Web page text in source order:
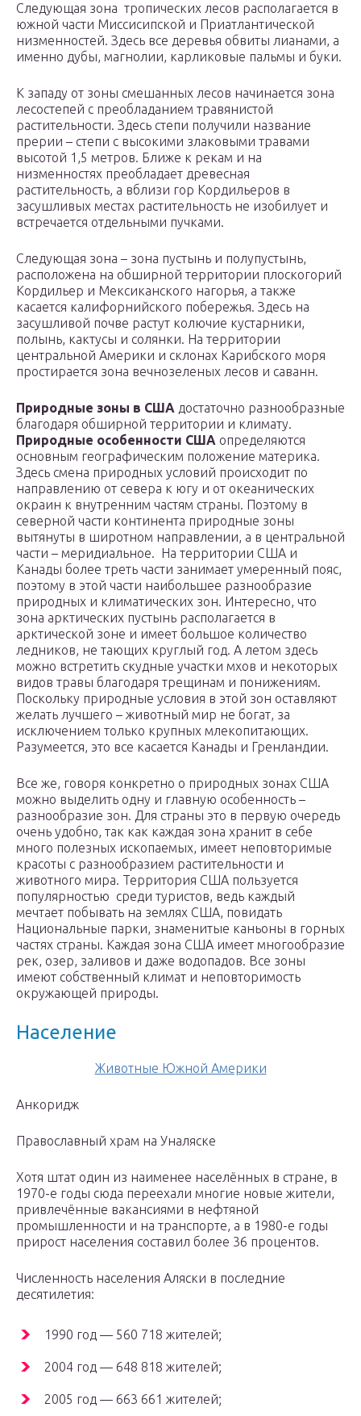
Следующая зона тропических лесов располагается в
южной части Миссисипской и Приатлантической
низменностей. Здесь все деревья обвиты лианами, а
именно дубы, магнолии, карликовые пальмы и буки.
К западу от зоны смешанных лесов начинается зона
лесостепей с преобладанием травянистой
растительности. Здесь степи получили название
прерии – степи с высокими злаковыми травами
высотой 1,5 метров. Ближе к рекам и на
низменностях преобладает древесная
растительность, а вблизи гор Кордильеров в
засушливых местах растительность не изобилует и
встречается отдельными пучками.
Следующая зона – зона пустынь и полупустынь,
расположена на обширной территории плоскогорий
Кордильер и Мексиканского нагорья, а также
касается калифорнийского побережья. Здесь на
засушливой почве растут колючие кустарники,
полынь, кактусы и солянки. На территории
центральной Америки и склонах Карибского моря
простирается зона вечнозеленых лесов и саванн.
Природные зоны в США достаточно разнообразные
благодаря обширной территории и климату.
Природные особенности США определяются
основным географическим положение материка.
Здесь смена природных условий происходит по
направлению от севера к югу и от океанических
окраин к внутренним частям страны. Поэтому в
северной части континента природные зоны
вытянуты в широтном направлении, а в центральной
части – меридиальное. На территории США и
Канады более треть части занимает умеренный пояс,
поэтому в этой части наибольшее разнообразие
природных и климатических зон. Интересно, что
зона арктических пустынь располагается в
арктической зоне и имеет большое количество
ледников, не тающих круглый год. А летом здесь
можно встретить скудные участки мхов и некоторых
видов травы благодаря трещинам и понижениям.
Поскольку природные условия в этой зон оставляют
желать лучшего – животный мир не богат, за
исключением только крупных млекопитающих.
Разумеется, это все касается Канады и Гренландии.
Все же, говоря конкретно о природных зонах США
можно выделить одну и главную особенность –
разнообразие зон. Для страны это в первую очередь
очень удобно, так как каждая зона хранит в себе
много полезных ископаемых, имеет неповторимые
красоты с разнообразием растительности и
животного мира. Территория США пользуется
популярностью среди туристов, ведь каждый
мечтает побывать на землях США, повидать
Национальные парки, знаменитые каньоны в горных
частях страны. Каждая зона США имеет многообразие
рек, озер, заливов и даже водопадов. Все зоны
имеют собственный климат и неповторимость
окружающей природы.
Население
Животные Южной Америки
Анкоридж
Православный храм на Уналяске
Хотя штат один из наименее населённых в стране, в
1970-е годы сюда переехали многие новые жители,
привлечённые вакансиями в нефтяной
промышленности и на транспорте, а в 1980-е годы
прирост населения составил более 36 процентов.
Численность населения Аляски в последние
десятилетия:
1990 год — 560 718 жителей;
2004 год — 648 818 жителей;
2005 год — 663 661 жителей;